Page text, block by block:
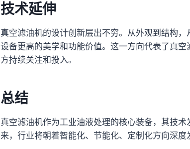
技术延伸
真空滤油机的设计创新层出不穷。从外观到结构
设备更高的美学和功能价值。这一方向代表了真
方持续关注和投入。
总结
真空滤油机作为工业油液处理的核心装备，其技
来，行业将朝着智能化、节能化、定制化方向深度